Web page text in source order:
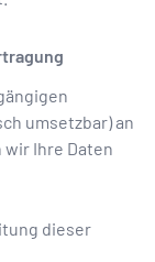
umsetzbar) an
Ihre Daten
dieser